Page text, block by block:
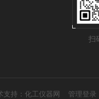
扫
支持： 化工仪器网 管理登录